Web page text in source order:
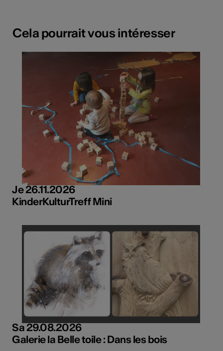
Cela pourrait vous intéresser
Je 26.11.2026
KinderKulturTreff Mini
Sa 29.08.2026
Galerie la Belle toile : Dans les bois